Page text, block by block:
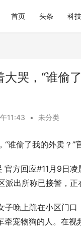
首页 头条 科技
哭，“谁偷
11:43 • 未分类
谁偷了我的外卖？
方回应#11月9日
出所称已接警，正
子晚上跪在小区门
宠物狗的人。在